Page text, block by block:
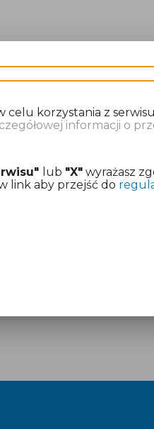
deklaracji
celu korzystania z
informacji o
lub "X" wyrażasz
link aby przejść do